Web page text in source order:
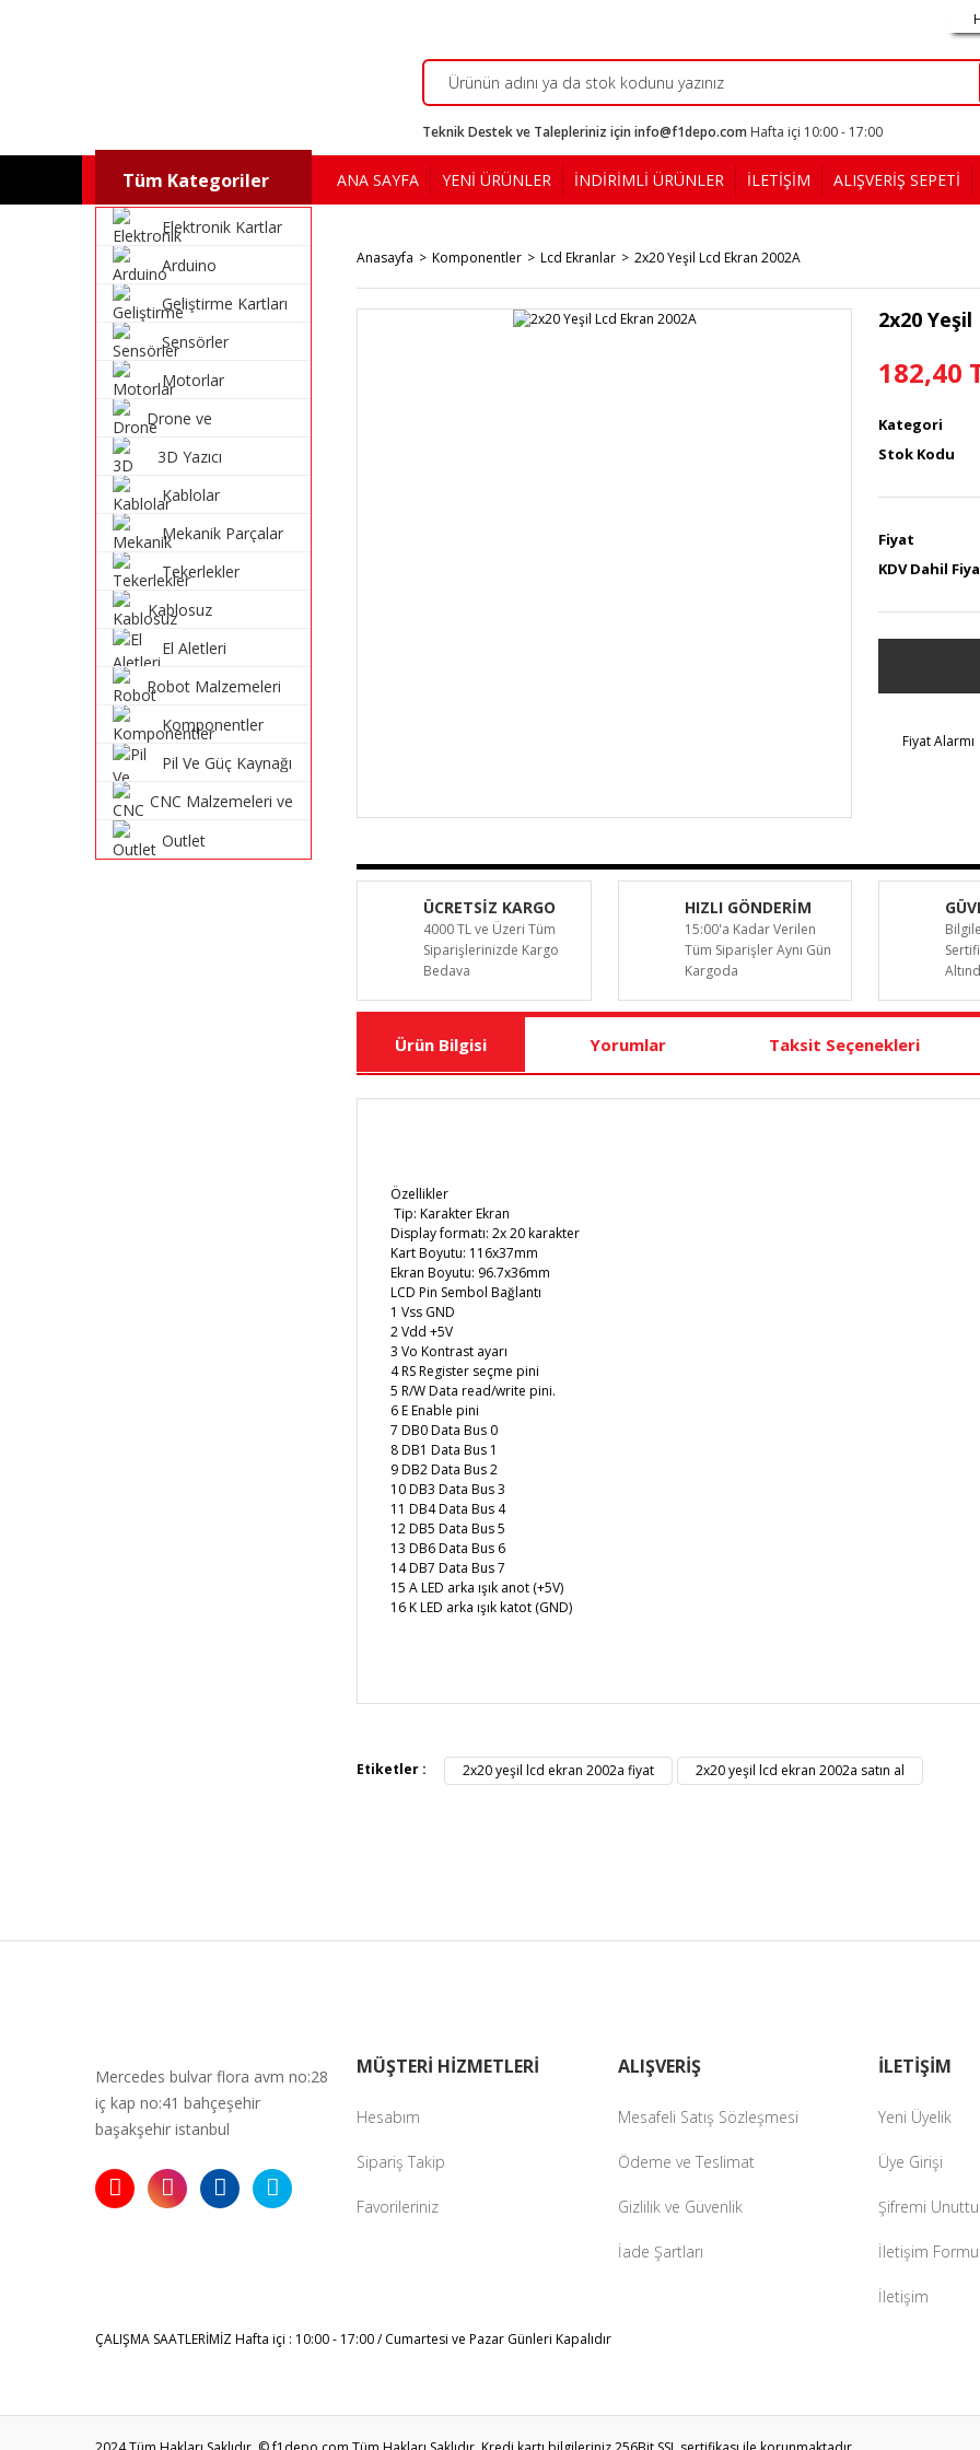
Teknik Destek ve Talepleriniz için info@f1depo.com Hafta içi 10:00 - 17:00
Tüm Kategoriler
Elektronik Kartlar
Arduino
Geliştirme Kartları
Sensörler
Motorlar
Drone ve
Malzemeleri
3D Yazıcı
Kablolar
Mekanik Parçalar
Tekerlekler
Kablosuz
Sistemleri
El Aletleri
Robot Malzemeleri
Komponentler
Pil Ve Güç Kaynağı
CNC Malzemeleri ve
Outlet
ANA SAYFA YENİ ÜRÜNLER İNDİRİMLİ ÜRÜNLER İLETİŞİM ALIŞVERİŞ SEPETİ
Anasayfa Komponentler Lcd Ekranlar 2x20 Yeşil Lcd Ekran 2002A
2x20
182,40
Kategori
Stok Kodu
Fiyat
KDV Dahil
Fiyat Alarmı
ÜCRETSİZ KARGO
4000 TL ve Üzeri Tüm
Siparişlerinizde Kargo
Bedava
HIZLI GÖNDERİM
15:00'a Kadar Verilen
Tüm Siparişler Aynı Gün
Kargoda
Ürün Bilgisi Yorumlar Taksit Seçenekleri
Özellikler
Tip: Karakter Ekran
Display formatı: 2x 20 karakter
Kart Boyutu: 116x37mm
Ekran Boyutu: 96.7x36mm
LCD Pin Sembol Bağlantı
1 Vss GND
2 Vdd +5V
3 Vo Kontrast ayarı
4 RS Register seçme pini
5 R/W Data read/write pini.
6 E Enable pini
7 DB0 Data Bus 0
8 DB1 Data Bus 1
9 DB2 Data Bus 2
10 DB3 Data Bus 3
11 DB4 Data Bus 4
12 DB5 Data Bus 5
13 DB6 Data Bus 6
14 DB7 Data Bus 7
15 A LED arka ışık anot (+5V)
16 K LED arka ışık katot (GND)
Ürün resmi kalitesiz, bozuk veya görüntülenemiyor.
Gönder
Etiketler : 2x20 yeşil lcd ekran 2002a fiyat 2x20 yeşil lcd ekran 2002a satın al
Mercedes bulvar flora avm no:28
iç kap no:41 bahçeşehir
başakşehir istanbul
MÜŞTERİ HİZMETLERİ
Hesabım
Sipariş Takip
Favorileriniz
ALIŞVERİŞ
Mesafeli Satış Sözleşmesi
Ödeme ve Teslimat
Gizlilik ve Güvenlik
İade Şartları
İLETİŞİM
Yeni Üyelik
Üye Girişi
Şifremi
İletişim Formu
İletişim
ÇALIŞMA SAATLERİMİZHafta içi : 10:00 - 17:00 / Cumartesi ve Pazar Günleri Kapalıdır